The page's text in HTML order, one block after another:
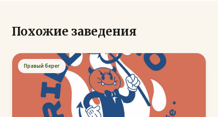
Похожие заведения
Правый берег